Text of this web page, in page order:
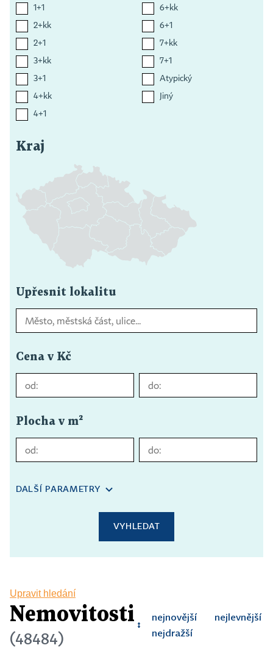
1+1
2+kk
2+1
3+kk
3+1
4+kk
4+1
6+kk
6+1
7+kk
7+1
Atypický
Jiný
Kraj
Upřesnit lokalitu
Cena v Kč
Plocha v m²
DALŠÍ PARAMETRY
VYHLEDAT
Upravit hledání
Nemovitosti
(48484)
↕
nejnovější
↕
nejlevnější
↕
nejdražší